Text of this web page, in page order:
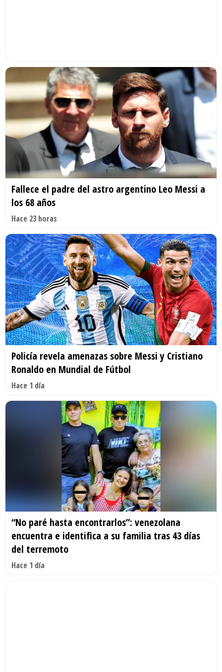
Fallece el padre del astro argentino Leo Messi a
los 68 años
Hace 23 horas
Policía revela amenazas sobre Messi y Cristiano
Ronaldo en Mundial de Fútbol
Hace 1 día
“No paré hasta encontrarlos”: venezolana
encuentra e identifica a su familia tras 43 días
del terremoto
Hace 1 día